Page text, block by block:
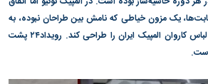
یک مزون خیاطی که نامش بین طراحان نبوده، به
ناگاه به عنوان برنده شده تا لباس کاروان المپیک ایران را طراحی کند. رویداد‌۲۴ پشت